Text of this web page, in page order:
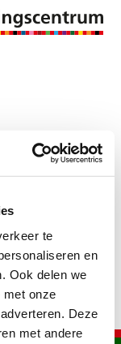
te
en
Ook delen we
met onze
Deze
met andere